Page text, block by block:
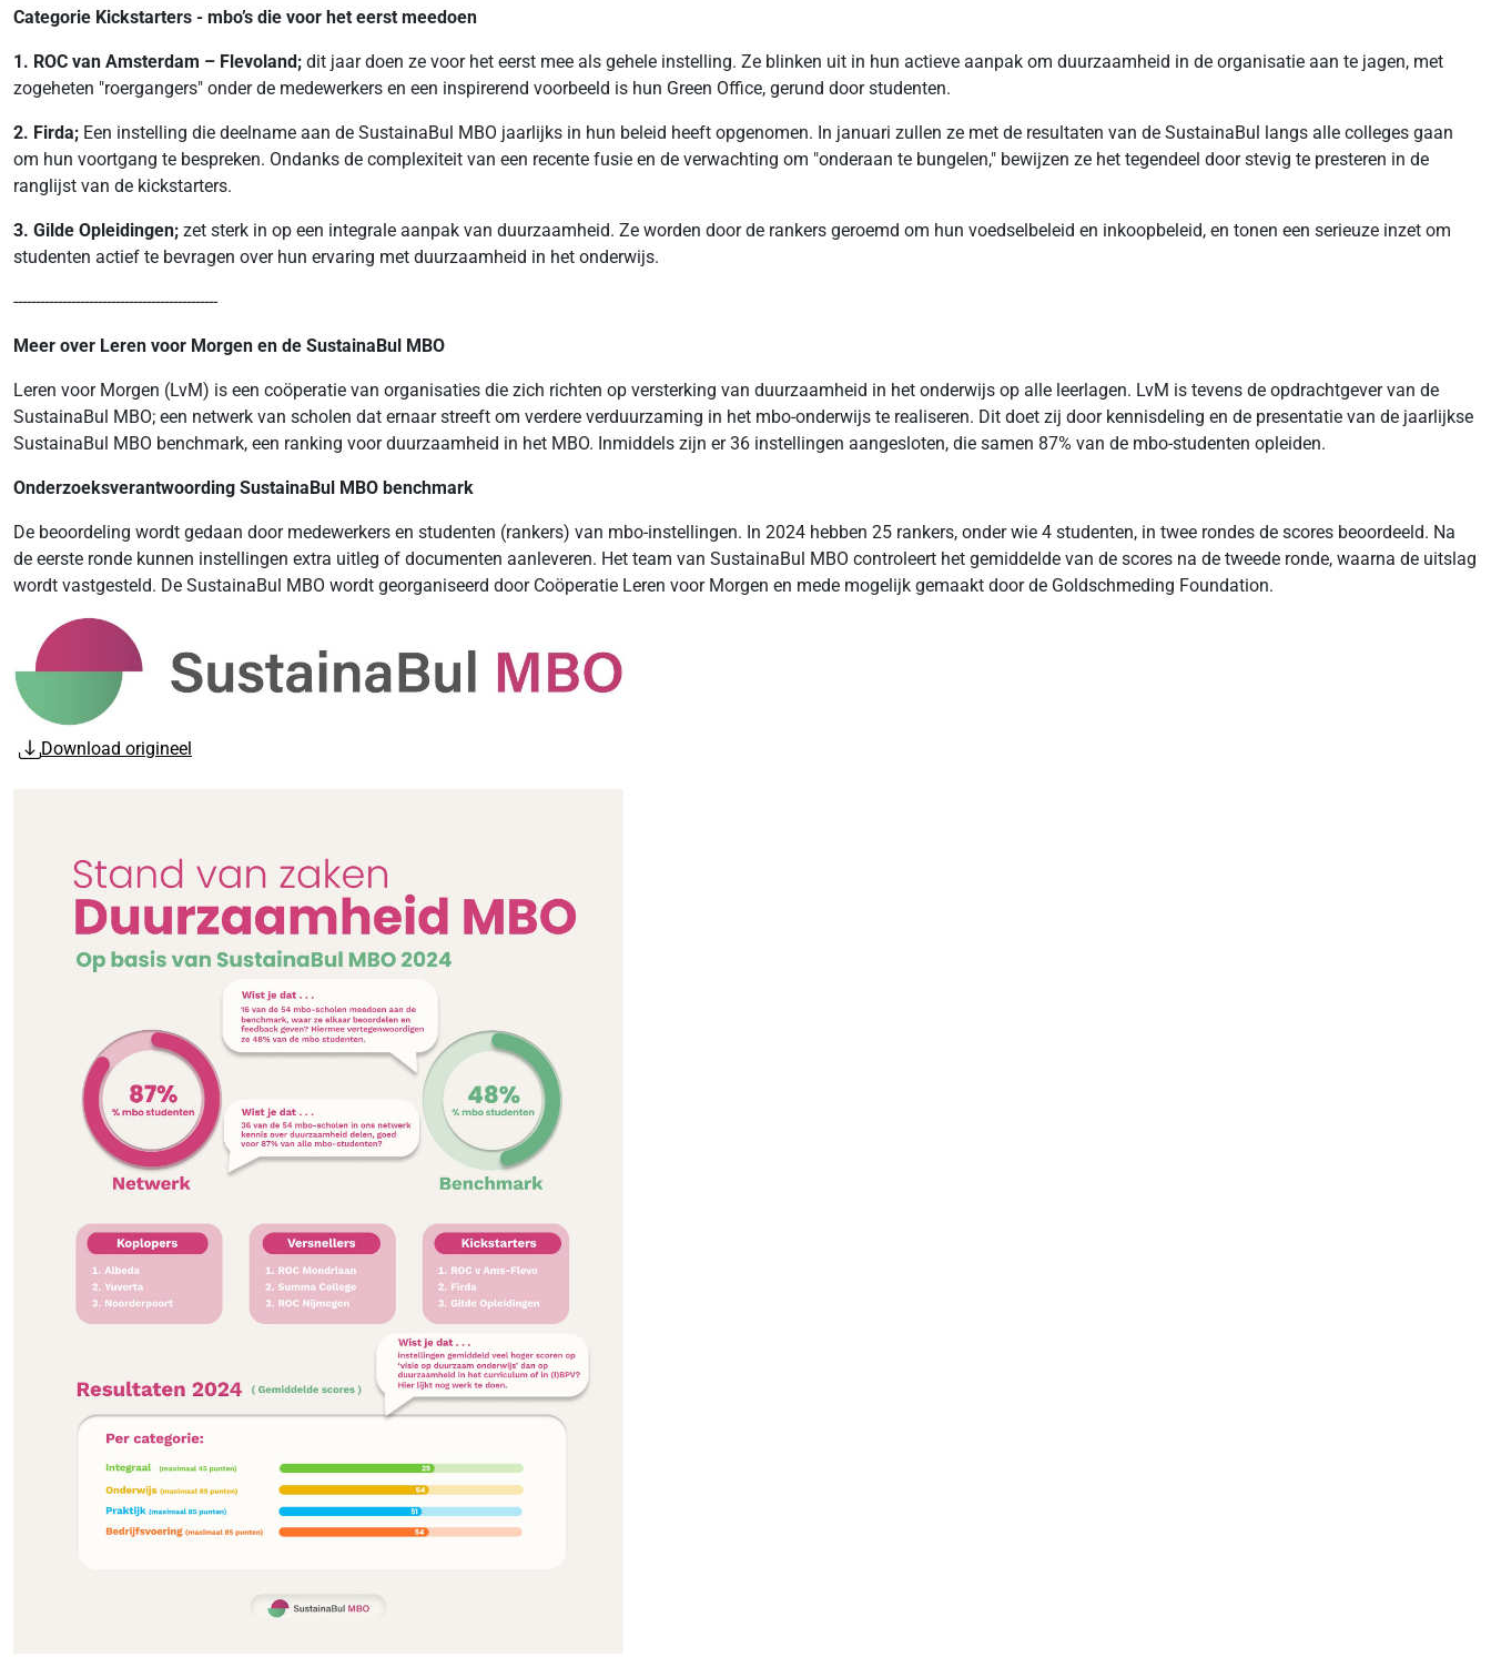
Categorie Kickstarters - mbo’s die voor het eerst meedoen
1. ROC van Amsterdam – Flevoland; dit jaar doen ze voor het eerst mee als gehele instelling. Ze blinken uit in hun actieve aanpak om duurzaamheid in de organisatie aan te jagen, met
zogeheten "roergangers" onder de medewerkers en een inspirerend voorbeeld is hun Green Office, gerund door studenten.
2. Firda; Een instelling die deelname aan de SustainaBul MBO jaarlijks in hun beleid heeft opgenomen. In januari zullen ze met de resultaten van de SustainaBul langs alle colleges gaan
om hun voortgang te bespreken. Ondanks de complexiteit van een recente fusie en de verwachting om "onderaan te bungelen," bewijzen ze het tegendeel door stevig te presteren in de
ranglijst van de kickstarters.
3. Gilde Opleidingen; zet sterk in op een integrale aanpak van duurzaamheid. Ze worden door de rankers geroemd om hun voedselbeleid en inkoopbeleid, en tonen een serieuze inzet om
studenten actief te bevragen over hun ervaring met duurzaamheid in het onderwijs.
----------------------------------------------
Meer over Leren voor Morgen en de SustainaBul MBO
Leren voor Morgen (LvM) is een coöperatie van organisaties die zich richten op versterking van duurzaamheid in het onderwijs op alle leerlagen. LvM is tevens de opdrachtgever van de
SustainaBul MBO; een netwerk van scholen dat ernaar streeft om verdere verduurzaming in het mbo-onderwijs te realiseren. Dit doet zij door kennisdeling en de presentatie van de jaarlijkse
SustainaBul MBO benchmark, een ranking voor duurzaamheid in het MBO. Inmiddels zijn er 36 instellingen aangesloten, die samen 87% van de mbo-studenten opleiden.
Onderzoeksverantwoording SustainaBul MBO benchmark
De beoordeling wordt gedaan door medewerkers en studenten (rankers) van mbo-instellingen. In 2024 hebben 25 rankers, onder wie 4 studenten, in twee rondes de scores beoordeeld. Na
de eerste ronde kunnen instellingen extra uitleg of documenten aanleveren. Het team van SustainaBul MBO controleert het gemiddelde van de scores na de tweede ronde, waarna de uitslag
wordt vastgesteld. De SustainaBul MBO wordt georganiseerd door Coöperatie Leren voor Morgen en mede mogelijk gemaakt door de Goldschmeding Foundation.
Download origineel